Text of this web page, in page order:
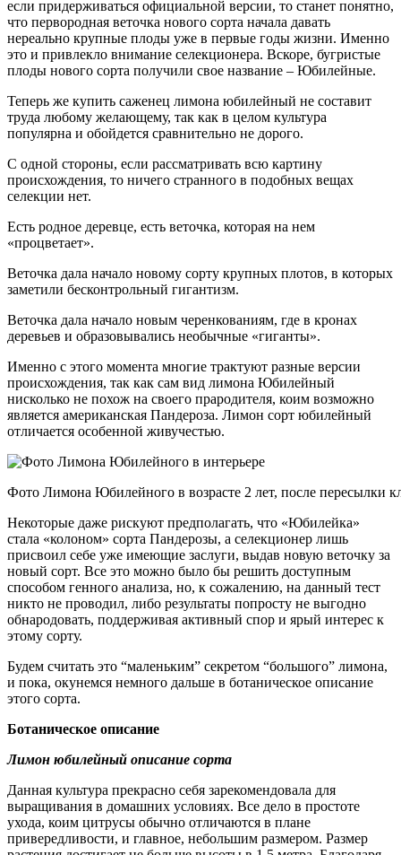
если придерживаться официальной версии, то станет понятно,
что первородная веточка нового сорта начала давать
нереально крупные плоды уже в первые годы жизни. Именно
это и привлекло внимание селекционера. Вскоре, бугристые
плоды нового сорта получили свое название – Юбилейные.
Теперь же купить саженец лимона юбилейный не составит
труда любому желающему, так как в целом культура
популярна и обойдется сравнительно не дорого.
С одной стороны, если рассматривать всю картину
происхождения, то ничего странного в подобных вещах
селекции нет.
Есть родное деревце, есть веточка, которая на нем
«процветает».
Веточка дала начало новому сорту крупных плотов, в которых
заметили бесконтрольный гигантизм.
Веточка дала начало новым черенкованиям, где в кронах
деревьев и образовывались необычные «гиганты».
Именно с этого момента многие трактуют разные версии
происхождения, так как сам вид лимона Юбилейный
нисколько не похож на своего прародителя, коим возможно
является американская Пандероза. Лимон сорт юбилейный
отличается особенной живучестью.
Фото Лимона Юбилейного в возрасте 2 лет, после пересылки
Некоторые даже рискуют предполагать, что «Юбилейка»
стала «колоном» сорта Пандерозы, а селекционер лишь
присвоил себе уже имеющие заслуги, выдав новую веточку за
новый сорт. Все это можно было бы решить доступным
способом генного анализа, но, к сожалению, на данный тест
никто не проводил, либо результаты попросту не выгодно
обнародовать, поддерживая активный спор и ярый интерес к
этому сорту.
Будем считать это “маленьким” секретом “большого” лимона,
и пока, окунемся немного дальше в ботаническое описание
этого сорта.
Ботаническое описание
Лимон юбилейный описание сорта
Данная культура прекрасно себя зарекомендовала для
выращивания в домашних условиях. Все дело в простоте
ухода, коим цитрусы обычно отличаются в плане
привередливости, и главное, небольшим размером. Размер